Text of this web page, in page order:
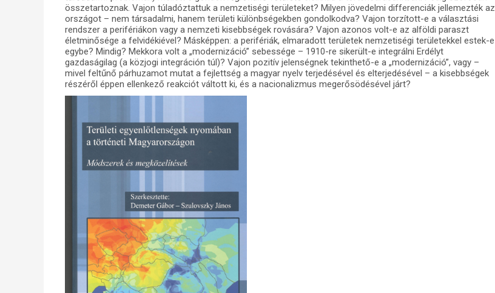
összetartoznak. Vajon túladóztattuk a nemzetiségi területeket? Milyen jövedelmi differenciák jellemezték az
országot – nem társadalmi, hanem területi különbségekben gondolkodva? Vajon torzított-e a választási
rendszer a perifériákon vagy a nemzeti kisebbségek rovására? Vajon azonos volt-e az alföldi paraszt
életminősége a felvidékiével? Másképpen: a perifériák, elmaradott területek nemzetiségi területekkel estek-e
egybe? Mindig? Mekkora volt a „modernizáció” sebessége – 1910-re sikerült-e integrálni Erdélyt
gazdaságilag (a közjogi integráción túl)? Vajon pozitív jelenségnek tekinthető-e a „modernizáció”, vagy –
mivel feltűnő párhuzamot mutat a fejlettség a magyar nyelv terjedésével és elterjedésével – a kisebbségek
részéről éppen ellenkező reakciót váltott ki, és a nacionalizmus megerősödésével járt?